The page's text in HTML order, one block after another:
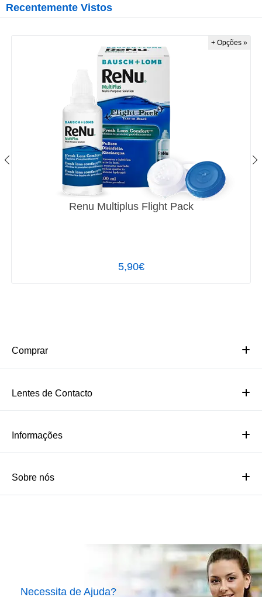
Recentemente Vistos
Renu Multiplus Flight Pack
5,90€
+ Opções »
Comprar
Lentes de Contacto
Informações
Sobre nós
Necessita de Ajuda?